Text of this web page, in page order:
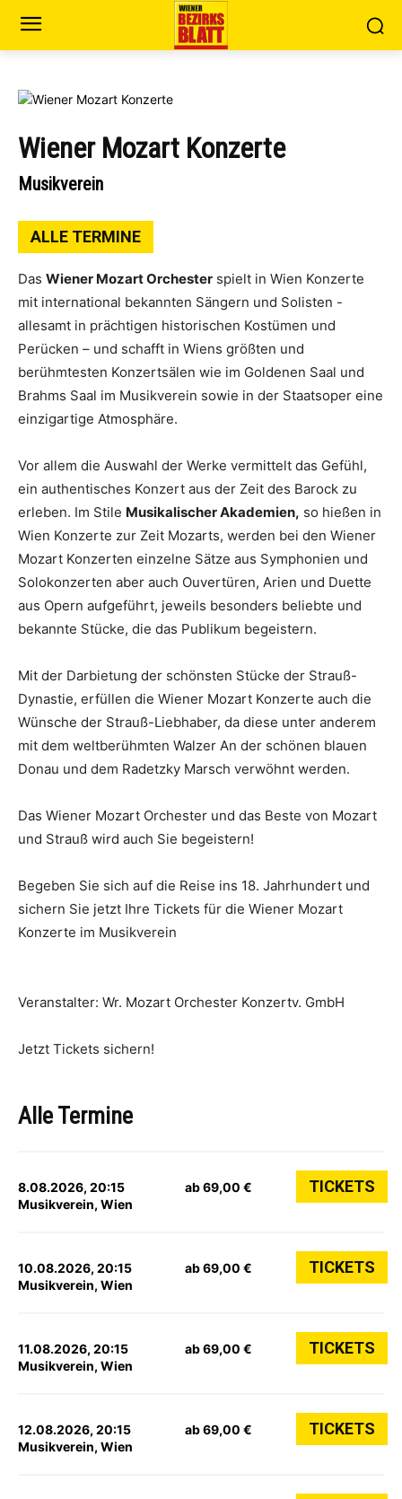
Wiener Mozart Konzerte
Musikverein
ALLE TERMINE
Das Wiener Mozart Orchester spielt in Wien Konzerte
mit international bekannten Sängern und Solisten -
allesamt in prächtigen historischen Kostümen und
Perücken – und schafft in Wiens größten und
berühmtesten Konzertsälen wie im Goldenen Saal und
Brahms Saal im Musikverein sowie in der Staatsoper eine
einzigartige Atmosphäre.
Vor allem die Auswahl der Werke vermittelt das Gefühl,
ein authentisches Konzert aus der Zeit des Barock zu
erleben. Im Stile Musikalischer Akademien, so hießen in
Wien Konzerte zur Zeit Mozarts, werden bei den Wiener
Mozart Konzerten einzelne Sätze aus Symphonien und
Solokonzerten aber auch Ouvertüren, Arien und Duette
aus Opern aufgeführt, jeweils besonders beliebte und
bekannte Stücke, die das Publikum begeistern.
Mit der Darbietung der schönsten Stücke der Strauß-
Dynastie, erfüllen die Wiener Mozart Konzerte auch die
Wünsche der Strauß-Liebhaber, da diese unter anderem
mit dem weltberühmten Walzer An der schönen blauen
Donau und dem Radetzky Marsch verwöhnt werden.
Das Wiener Mozart Orchester und das Beste von Mozart
und Strauß wird auch Sie begeistern!
Begeben Sie sich auf die Reise ins 18. Jahrhundert und
sichern Sie jetzt Ihre Tickets für die Wiener Mozart
Konzerte im Musikverein
Veranstalter: Wr. Mozart Orchester Konzertv. GmbH
Jetzt Tickets sichern!
Alle Termine
8.08.2026, 20:15
Musikverein, Wien
ab 69,00 € TICKETS
10.08.2026, 20:15
Musikverein, Wien
ab 69,00 € TICKETS
11.08.2026, 20:15
Musikverein, Wien
ab 69,00 € TICKETS
12.08.2026, 20:15
Musikverein, Wien
ab 69,00 € TICKETS